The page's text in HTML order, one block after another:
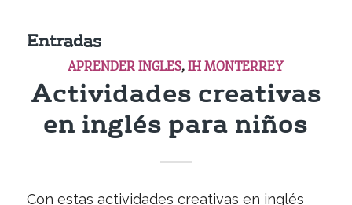
Entradas
APRENDER INGLES,IH MONTERREY
Actividades creativas
en inglés para niños
Con estas actividades creativas en inglés